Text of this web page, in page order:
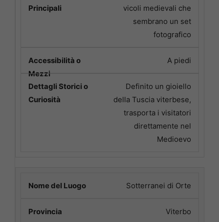
vicoli medievali che
sembrano un set
fotografico
A piedi
Definito un gioiello
della Tuscia viterbese,
trasporta i visitatori
direttamente nel
Medioevo
Sotterranei di Orte
Viterbo